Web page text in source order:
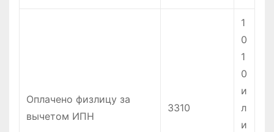
Оплачено физлицу за
вычетом ИПН
3310
1
0
1
0
и
л
и